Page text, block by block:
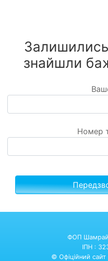
знайшли
Номер
ФОП Шамрай
ІПН :
© Офіційний